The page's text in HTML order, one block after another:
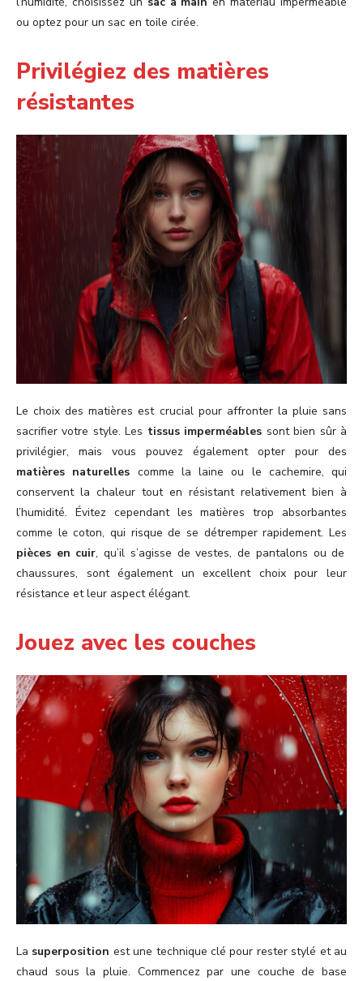
ou optez pour un sac en toile cirée.
Privilégiez des matières
résistantes
Le choix des matières est crucial pour affronter la pluie sans
sacrifier votre style. Les tissus imperméables sont bien sûr à
privilégier, mais vous pouvez également opter pour des
matières naturelles comme la laine ou le cachemire, qui
conservent la chaleur tout en résistant relativement bien à
l’humidité. Évitez cependant les matières trop absorbantes
comme le coton, qui risque de se détremper rapidement. Les
pièces en cuir, qu’il s’agisse de vestes, de pantalons ou de
chaussures, sont également un excellent choix pour leur
résistance et leur aspect élégant.
Jouez avec les couches
La superposition est une technique clé pour rester stylé et au
chaud sous la pluie. Commencez par une couche de base